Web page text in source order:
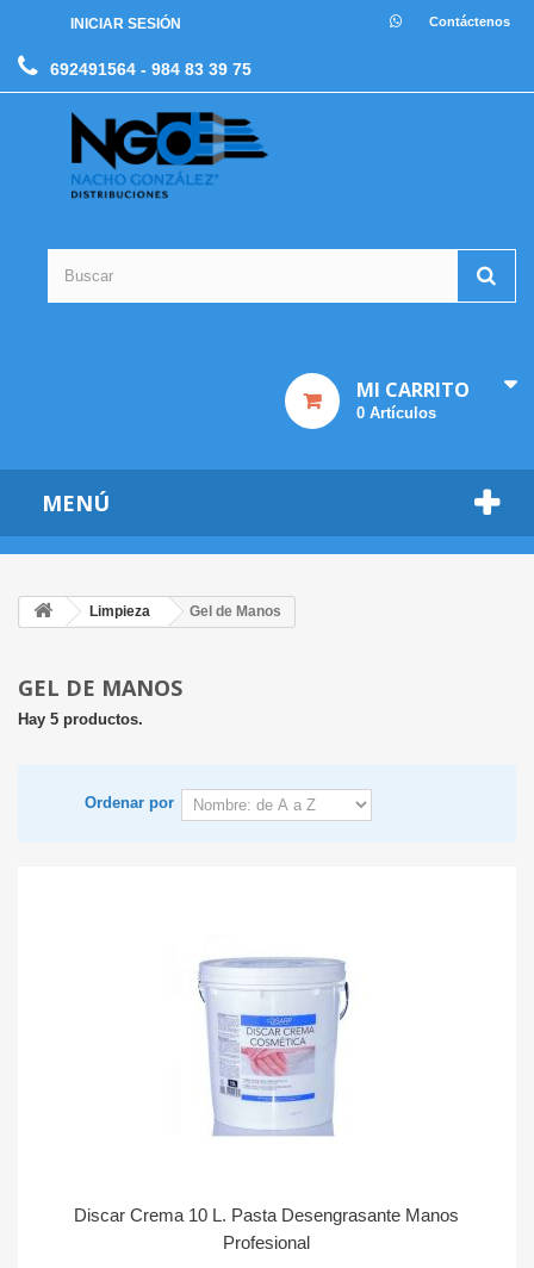
INICIAR SESIÓN Contáctenos
692491564 - 984 83 39 75
MI CARRITO
0 Artículos
MENÚ
Limpieza Gel de Manos
GEL DE MANOS
Hay 5 productos.
Ordenar por
Discar Crema 10 L. Pasta Desengrasante Manos
Profesional